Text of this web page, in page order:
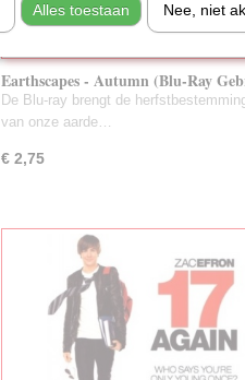
Earthscapes - Autumn (Blu-Ray
De Blu-ray brengt de
van onze aarde…
€ 2,75
Alles toestaan Nee, niet